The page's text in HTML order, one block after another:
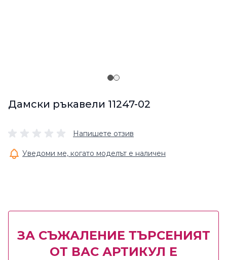
Дамски ръкавели 11247-02
Напишете отзив
Уведоми ме, когато моделът е наличен
ЗА СЪЖАЛЕНИЕ ТЪРСЕНИЯТ
ОТ ВАС АРТИКУЛ Е